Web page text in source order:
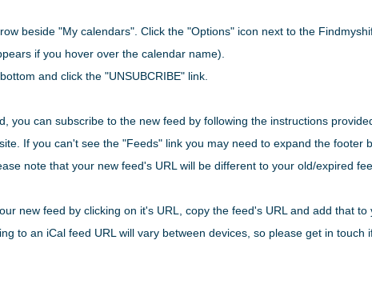
beside "My calendars". Click the "Options" icon next to the
if you hover over the calendar name).
and click the "UNSUBCRIBE" link.
you can subscribe to the new feed by following the instructions
If you can't see the "Feeds" link you may need to expand the footer
note that your new feed's URL will be different to your old/expired
new feed by clicking on it's URL, copy the feed's URL and add that to
to an iCal feed URL will vary between devices, so please get in touch